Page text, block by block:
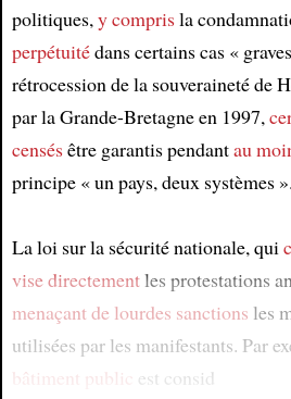
politiques, y comprisla
perpétuitédans certains cas «
rétrocession de la souveraineté de
par la Grande-Bretagne en 1997,
censésêtre garantis pendantau
principe « un pays, deux systèmes ».
La loi sur la sécurité nationale, qui
vise directementles protestations
menaçantde lourdes sanctions les
utilisées par les manifestants. Par
bâtiment public est consid